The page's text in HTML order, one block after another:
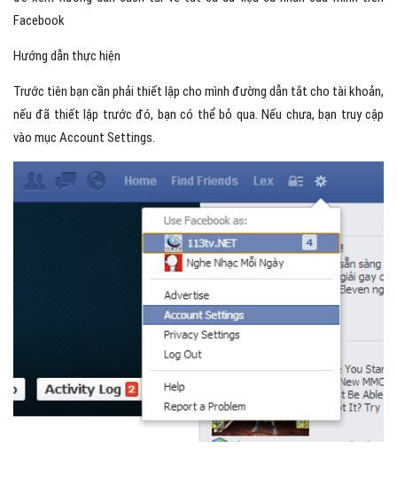
Facebook
Hướng dẫn thực hiện
Trước tiên bạn cần phải thiết lập cho mình đường dẫn tắt cho tài khoản,
nếu đã thiết lập trước đó, bạn có thể bỏ qua. Nếu chưa, bạn truy cập
vào mục Account Settings.